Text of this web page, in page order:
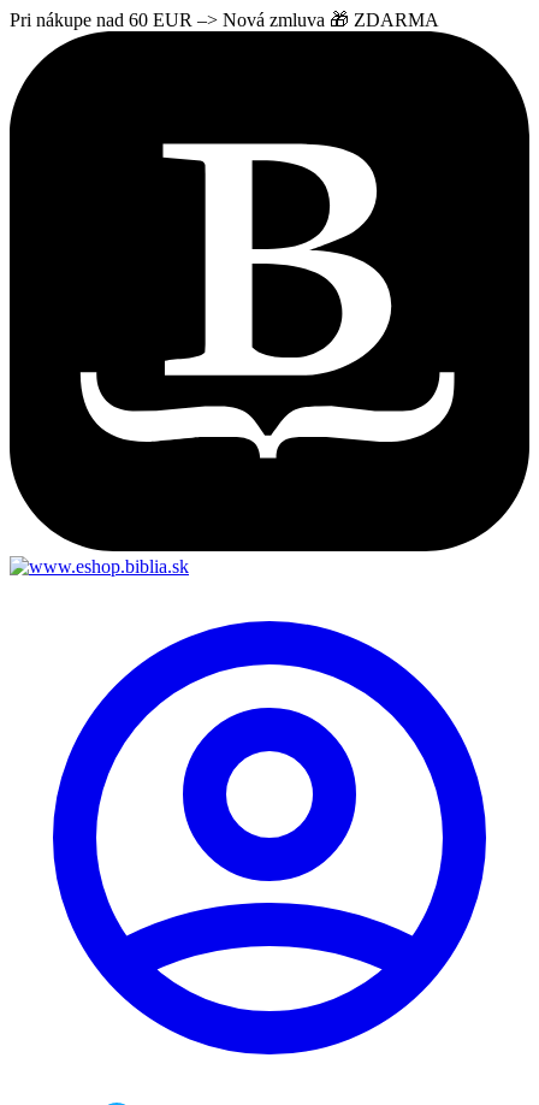
Pri nákupe nad 60 EUR –> Nová zmluva 🎁 ZDARMA